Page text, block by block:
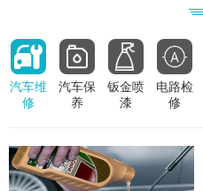
汽车维
修
汽车保
养
钣金喷
漆
电路检
修